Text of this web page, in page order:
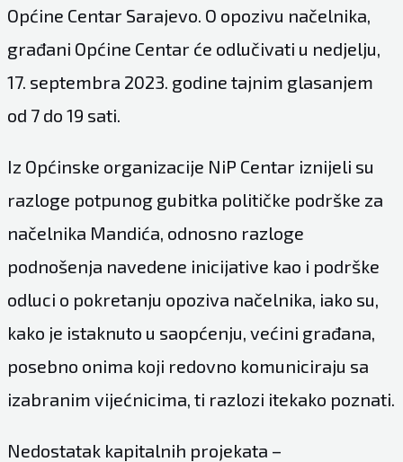
Općine Centar Sarajevo. O opozivu načelnika,
građani Općine Centar će odlučivati u nedjelju,
17. septembra 2023. godine tajnim glasanjem
od 7 do 19 sati.
Iz Općinske organizacije NiP Centar iznijeli su
razloge potpunog gubitka političke podrške za
načelnika Mandića, odnosno razloge
podnošenja navedene inicijative kao i podrške
odluci o pokretanju opoziva načelnika, iako su,
kako je istaknuto u saopćenju, većini građana,
posebno onima koji redovno komuniciraju sa
izabranim vijećnicima, ti razlozi itekako poznati.
Nedostatak kapitalnih projekata –